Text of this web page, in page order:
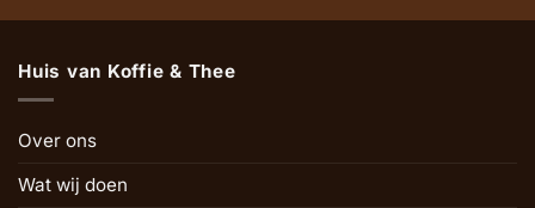
Huis van Koffie & Thee
Over ons
Wat wij doen